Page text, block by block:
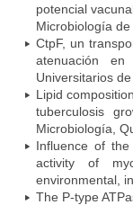
potencial
Microbiología
CtpF, un
atenuación
Universitarios
Lipid
tuberculosis
Microbiología,
Influence of the
activity of
environmental,
The P-type